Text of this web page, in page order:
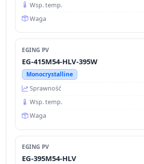
Wsp. temp.
Waga
EGING PV
EG-415M54-HLV-395W
Monocrystalline
Sprawność
Wsp. temp.
Waga
EGING PV
EG-395M54-HLV